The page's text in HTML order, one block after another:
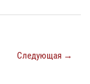
Следующая →